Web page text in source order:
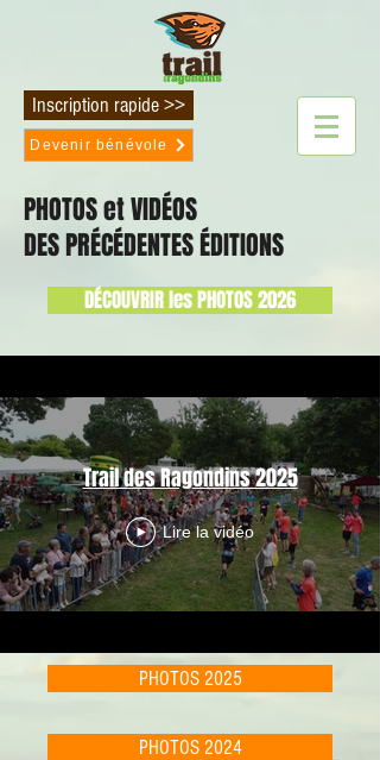
Inscription rapide >>
Devenir bénévole
PHOTOS et VIDÉOS
DES PRÉCÉDENTES ÉDITIONS
DÉCOUVRIR les PHOTOS 2026
Trail des Ragondins 2025
Lire la vidéo
PHOTOS 2025
PHOTOS 2024